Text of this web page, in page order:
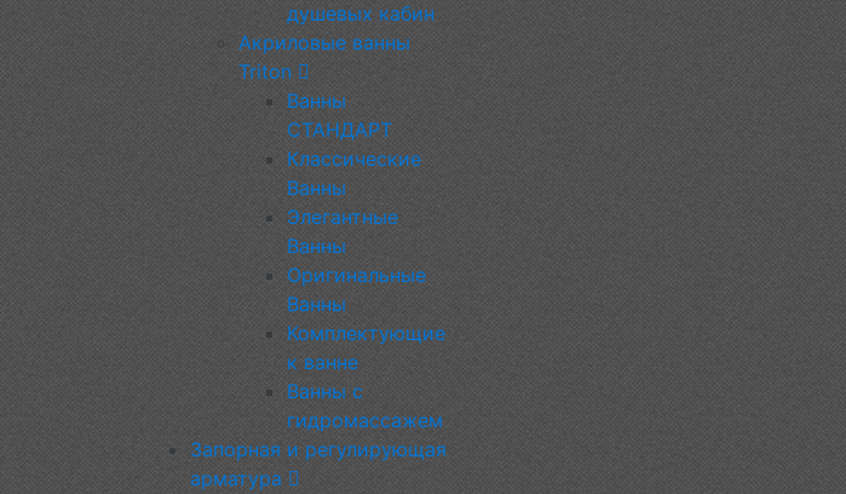
душевых кабин
Акриловые ванны
Triton
Ванны
СТАНДАРТ
Классические
Ванны
Элегантные
Ванны
Оригинальные
Ванны
Комплектующие
к ванне
Ванны с
гидромассажем
Запорная и регулирующая
арматура